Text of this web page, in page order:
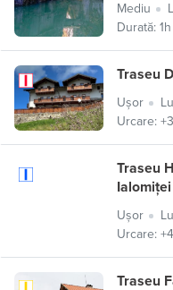
Mediu
Durată:
Traseu
Ușor
Urcare:
Traseu
Ialomiței
Ușor
Urcare:
Traseu